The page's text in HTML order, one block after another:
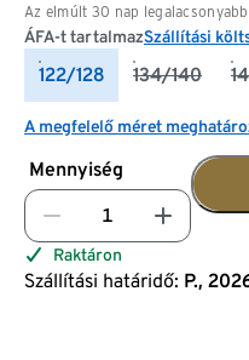
Az elmúlt 30 nap
ÁFA-t tartalmazSzállítási
122/128 134/140
A megfelelő méret
Mennyiség
Raktáron
Szállítási határidő: P.,